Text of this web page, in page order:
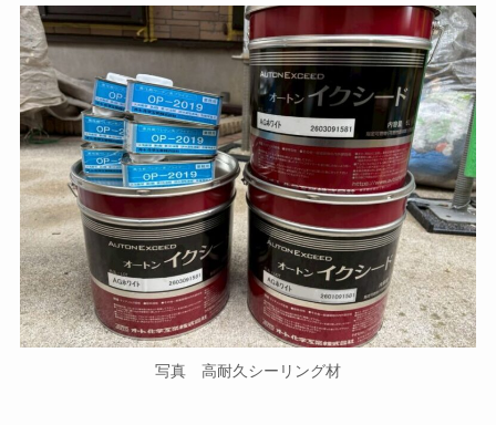
写真 高耐久シーリング材